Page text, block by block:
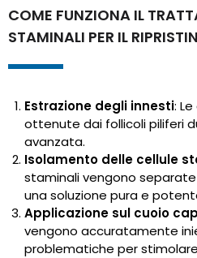
COME FUNZIONA IL
STAMINALI PER IL
Estrazione degli innesti:
ottenute dai follicoli piliferi
avanzata.
Isolamento delle cellule
staminali vengono
una soluzione pura e
Applicazione sul cuoio
vengono accuratamente
problematiche per